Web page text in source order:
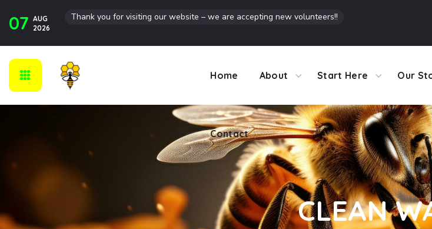
07 AUG
2026
Thank you for visiting our website – we are accepting new volunteers!!
Home About Start Here Our
Contact
CLEAN